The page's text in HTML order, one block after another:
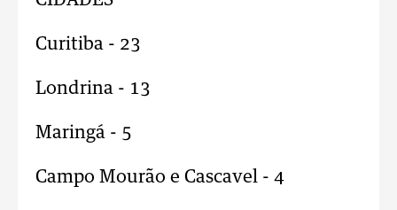
Curitiba - 23
Londrina - 13
Maringá - 5
Campo Mourão e Cascavel - 4